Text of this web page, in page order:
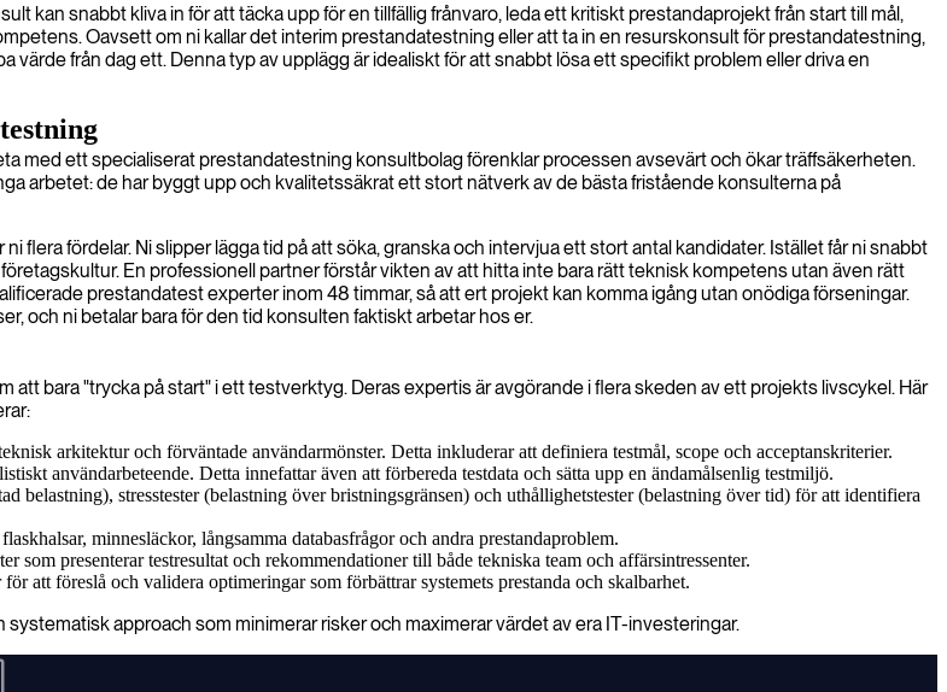
kan snabbt kliva in för att täcka upp för en tillfällig frånvaro, leda ett kritiskt prestandaprojekt från start till mål,
Oavsett om ni kallar det interim prestandatestning eller att ta in en resurskonsult för prestandatestning,
från dag ett. Denna typ av upplägg är idealiskt för att snabbt lösa ett specifikt problem eller driva en
med ett specialiserat prestandatestning konsultbolag förenklar processen avsevärt och ökar träffsäkerheten.
arbetet: de har byggt upp och kvalitetssäkrat ett stort nätverk av de bästa fristående konsulterna på
flera fördelar. Ni slipper lägga tid på att söka, granska och intervjua ett stort antal kandidater. Istället får ni snabbt
En professionell partner förstår vikten av att hitta inte bara rätt teknisk kompetens utan även rätt
prestandatest experter inom 48 timmar, så att ert projekt kan komma igång utan onödiga förseningar.
och ni betalar bara för den tid konsulten faktiskt arbetar hos er.
bara "trycka på start" i ett testverktyg. Deras expertis är avgörande i flera skeden av ett projekts livscykel. Här
arkitektur och förväntade användarmönster. Detta inkluderar att definiera testmål, scope och acceptanskriterier.
användarbeteende. Detta innefattar även att förbereda testdata och sätta upp en ändamålsenlig testmiljö.
belastning), stresstester (belastning över bristningsgränsen) och uthållighetstester (belastning över tid) för att identifiera
minnesläckor, långsamma databasfrågor och andra prestandaproblem.
presenterar testresultat och rekommendationer till både tekniska team och affärsintressenter.
att föreslå och validera optimeringar som förbättrar systemets prestanda och skalbarhet.
approach som minimerar risker och maximerar värdet av era IT-investeringar.